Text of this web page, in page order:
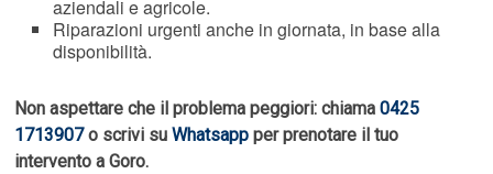
aziendali e agricole.
Riparazioni urgenti anche in giornata, in base alla
disponibilità.
Non aspettare che il problema peggiori: chiama0425
1713907o scrivi suWhatsapp per prenotare il tuo
intervento a Goro.